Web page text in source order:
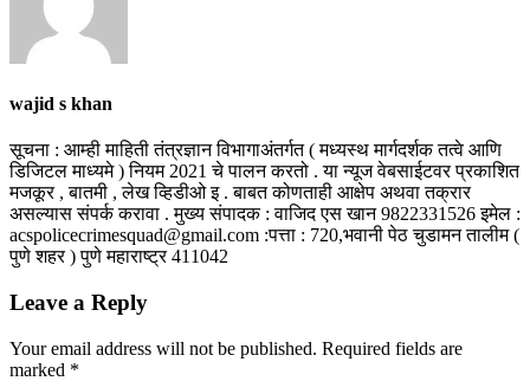
wajid s khan
सूचना : आम्ही माहिती तंत्रज्ञान विभागाअंतर्गत ( मध्यस्थ मार्गदर्शक तत्वे आणि
डिजिटल माध्यमे ) नियम 2021 चे पालन करतो . या न्यूज वेबसाईटवर प्रकाशित
मजकूर , बातमी , लेख व्हिडीओ इ . बाबत कोणताही आक्षेप अथवा तक्रार
असल्यास संपर्क करावा . मुख्य संपादक : वाजिद एस खान 9822331526 इमेल :
acspolicecrimesquad@gmail.com :पत्ता : 720,भवानी पेठ चुडामन तालीम (
पुणे शहर ) पुणे महाराष्ट्र 411042
Leave a Reply
Your email address will not be published. Required fields are
marked *